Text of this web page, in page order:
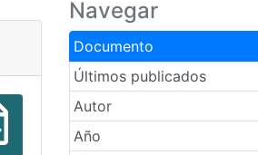
Navegar
Documento
Últimos publicados
Autor
Año